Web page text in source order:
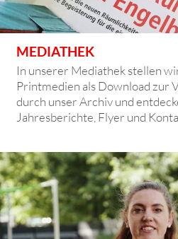
MEDIATHEK
In unserer Mediathek stellen
Printmedien als Download zur
durch unser Archiv und
Jahresberichte, Flyer und